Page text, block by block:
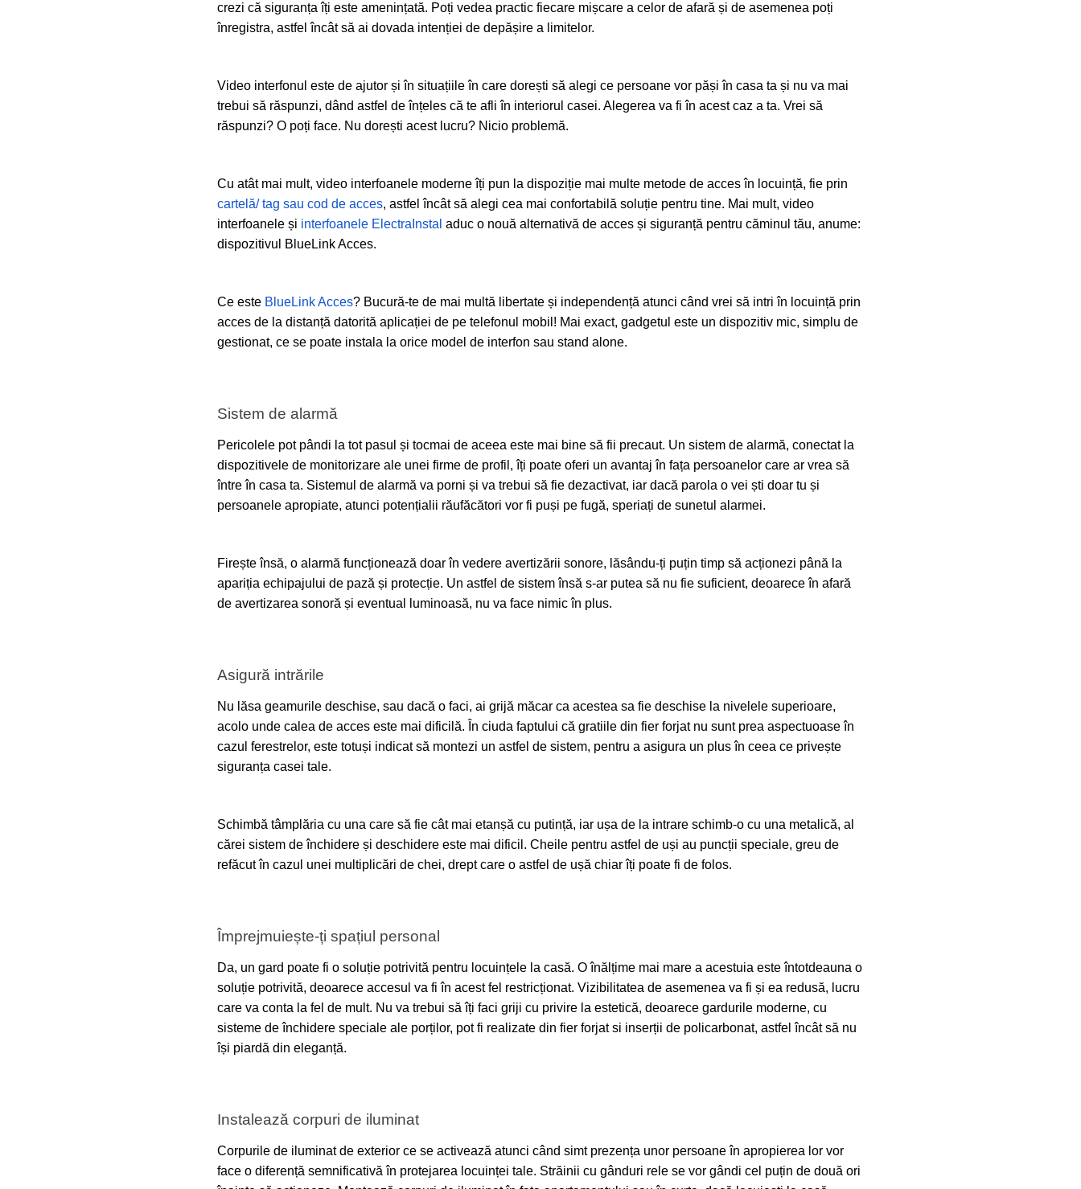
crezi că siguranța îți este amenințată. Poți vedea practic fiecare mișcare a celor de afară și de asemenea poți
înregistra, astfel încât să ai dovada intenției de depășire a limitelor.
Video interfonul este de ajutor și în situațiile în care dorești să alegi ce persoane vor păși în casa ta și nu va mai
trebui să răspunzi, dând astfel de înțeles că te afli în interiorul casei. Alegerea va fi în acest caz a ta. Vrei să
răspunzi? O poți face. Nu dorești acest lucru? Nicio problemă.
Cu atât mai mult, video interfoanele moderne îți pun la dispoziție mai multe metode de acces în locuință, fie prin
cartelă/ tag sau cod de acces, astfel încât să alegi cea mai confortabilă soluție pentru tine. Mai mult, video
interfoanele și interfoanele ElectraInstal aduc o nouă alternativă de acces și siguranță pentru căminul tău, anume:
dispozitivul BlueLink Acces.
Ce este BlueLink Acces? Bucură-te de mai multă libertate și independență atunci când vrei să intri în locuință prin
acces de la distanță datorită aplicației de pe telefonul mobil! Mai exact, gadgetul este un dispozitiv mic, simplu de
gestionat, ce se poate instala la orice model de interfon sau stand alone.
Sistem de alarmă
Pericolele pot pândi la tot pasul și tocmai de aceea este mai bine să fii precaut. Un sistem de alarmă, conectat la
dispozitivele de monitorizare ale unei firme de profil, îți poate oferi un avantaj în fața persoanelor care ar vrea să
între în casa ta. Sistemul de alarmă va porni și va trebui să fie dezactivat, iar dacă parola o vei ști doar tu și
persoanele apropiate, atunci potențialii răufăcători vor fi puși pe fugă, speriați de sunetul alarmei.
Firește însă, o alarmă funcționează doar în vedere avertizării sonore, lăsându-ți puțin timp să acționezi până la
apariția echipajului de pază și protecție. Un astfel de sistem însă s-ar putea să nu fie suficient, deoarece în afară
de avertizarea sonoră și eventual luminoasă, nu va face nimic în plus.
Asigură intrările
Nu lăsa geamurile deschise, sau dacă o faci, ai grijă măcar ca acestea sa fie deschise la nivelele superioare,
acolo unde calea de acces este mai dificilă. În ciuda faptului că gratiile din fier forjat nu sunt prea aspectuoase în
cazul ferestrelor, este totuși indicat să montezi un astfel de sistem, pentru a asigura un plus în ceea ce privește
siguranța casei tale.
Schimbă tâmplăria cu una care să fie cât mai etanșă cu putință, iar ușa de la intrare schimb-o cu una metalică, al
cărei sistem de închidere și deschidere este mai dificil. Cheile pentru astfel de uși au puncții speciale, greu de
refăcut în cazul unei multiplicări de chei, drept care o astfel de ușă chiar îți poate fi de folos.
Împrejmuiește-ți spațiul personal
Da, un gard poate fi o soluție potrivită pentru locuințele la casă. O înălțime mai mare a acestuia este întotdeauna o
soluție potrivită, deoarece accesul va fi în acest fel restricționat. Vizibilitatea de asemenea va fi și ea redusă, lucru
care va conta la fel de mult. Nu va trebui să îți faci griji cu privire la estetică, deoarece gardurile moderne, cu
sisteme de închidere speciale ale porților, pot fi realizate din fier forjat si inserții de policarbonat, astfel încât să nu
își piardă din eleganță.
Instalează corpuri de iluminat
Corpurile de iluminat de exterior ce se activează atunci când simt prezența unor persoane în apropierea lor vor
face o diferență semnificativă în protejarea locuinței tale. Străinii cu gânduri rele se vor gândi cel puțin de două ori